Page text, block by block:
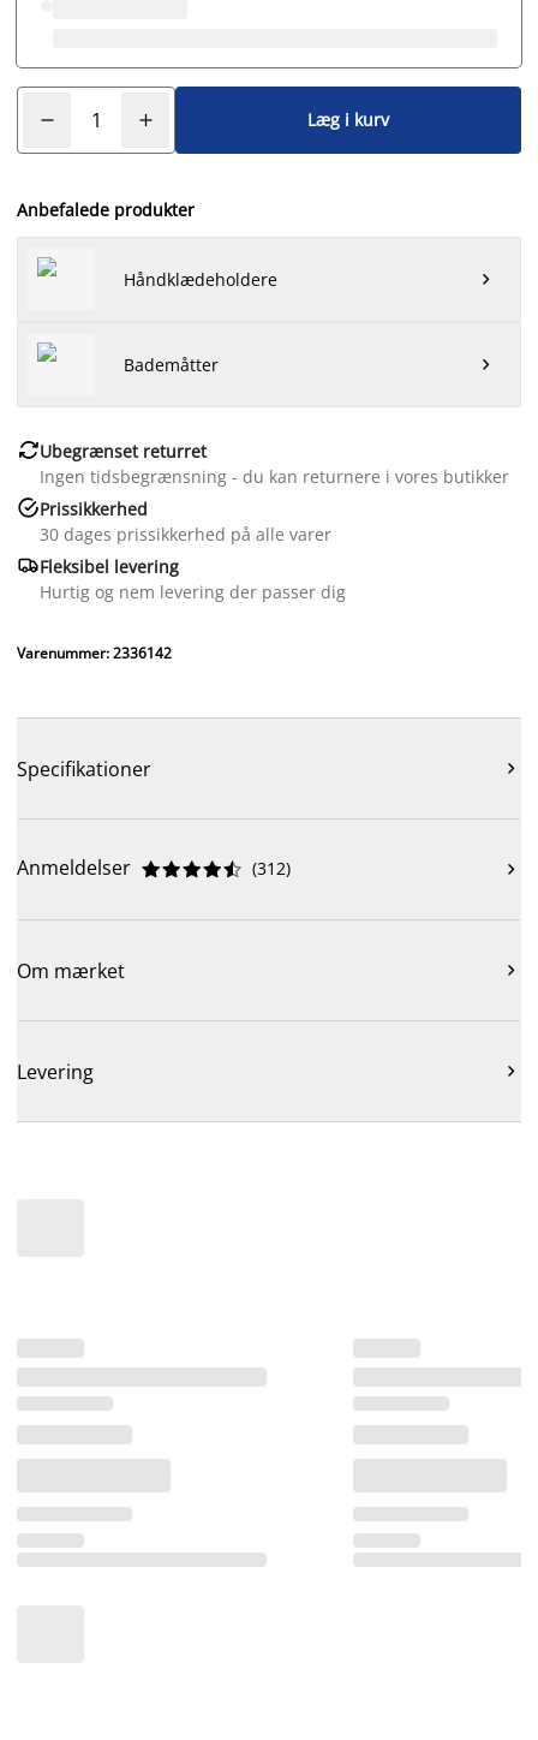
Læg i kurv
Anbefalede produkter
Håndklædeholdere 
Bademåtter 
Ubegrænset returret
Ingen tidsbegrænsning - du kan returnere i vores butikker
Prissikkerhed
30 dages prissikkerhed på alle varer
Fleksibel levering
Hurtig og nem levering der passer dig
Varenummer: 2336142
Specifikationer 
Anmeldelser 




 (312) 
Om mærket 
Levering 